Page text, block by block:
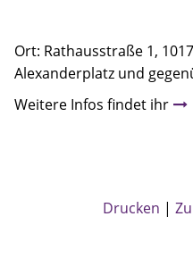
Ort: Rathausstraße 1,
Alexanderplatz und
Weitere Infos findet ihr
Drucken